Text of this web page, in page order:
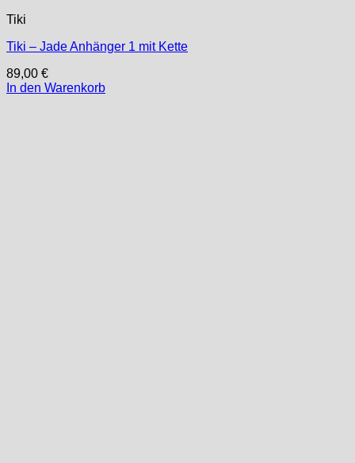
Tiki
Tiki – Jade Anhänger 1 mit Kette
89,00 €
In den Warenkorb